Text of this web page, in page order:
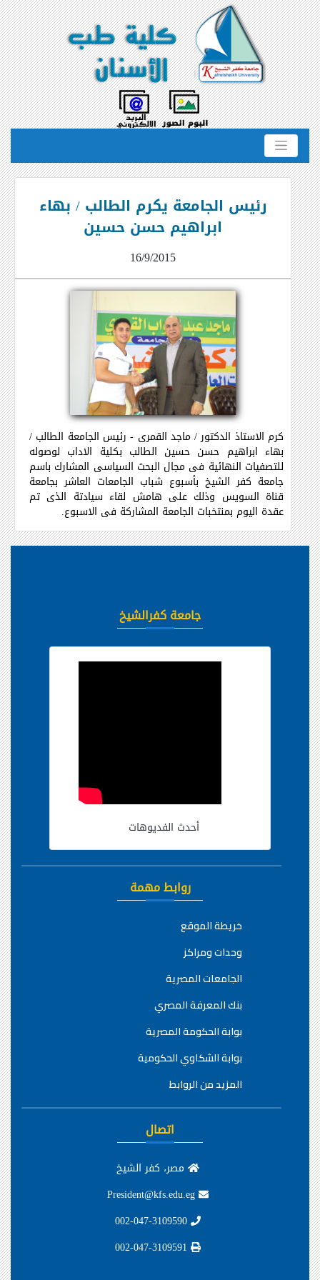
رئيس الجامعة يكرم الطالب / بهاء
ابراهيم حسن حسين
16/9/2015
كرم الاستاذ الدكتور / ماجد القمرى - رئيس الجامعة الطالب /
بهاء ابراهيم حسن حسين الطالب بكلية الاداب لوصوله
للتصفيات النهائية فى مجال البحث السياسى المشارك باسم
جامعة كفر الشيخ بأسبوع شباب الجامعات العاشر بجامعة
قناة السويس وذلك على هامش لقاء سيادتة الذى تم
عقدة اليوم بمنتخبات الجامعة المشاركة فى الاسبوع.
جامعة كفرالشيخ
أحدث الفديوهات
روابط مهمة
خريطة الموقع
وحدات ومراكز
الجامعات المصرية
بنك المعرفة المصري
بوابة الحكومة المصرية
بوابة الشكاوي الحكومية
المزيد من الروابط
اتصال
مصر، كفر الشيخ